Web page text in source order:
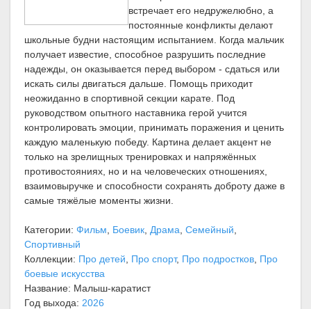
встречает его недружелюбно, а
постоянные конфликты делают
школьные будни настоящим испытанием. Когда мальчик
получает известие, способное разрушить последние
надежды, он оказывается перед выбором - сдаться или
искать силы двигаться дальше. Помощь приходит
неожиданно в спортивной секции карате. Под
руководством опытного наставника герой учится
контролировать эмоции, принимать поражения и ценить
каждую маленькую победу. Картина делает акцент не
только на зрелищных тренировках и напряжённых
противостояниях, но и на человеческих отношениях,
взаимовыручке и способности сохранять доброту даже в
самые тяжёлые моменты жизни.
Категории: Фильм Боевик Драма Семейный
Спортивный
Коллекции: Про детей Про спорт, Про подростков Про
боевые искусства
Название: Малыш-каратист
Год выхода: 2026